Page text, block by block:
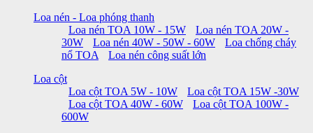
Loa nén - Loa phóng thanh
Loa nén TOA 10W - 15W
Loa nén TOA 20W -
30W
Loa nén 40W - 50W - 60W
Loa chống cháy
nổ TOA
Loa nén công suất lớn
Loa cột
Loa cột TOA 5W - 10W
Loa cột TOA 15W -30W
Loa cột TOA 40W - 60W
Loa cột TOA 100W -
600W